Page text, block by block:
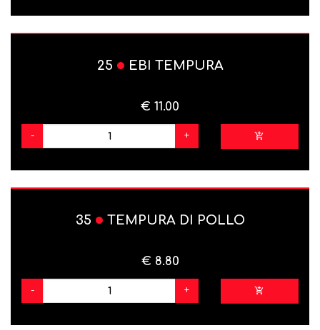
25 EBI TEMPURA
€ 11.00
- +
35 TEMPURA DI POLLO
€ 8.80
- +